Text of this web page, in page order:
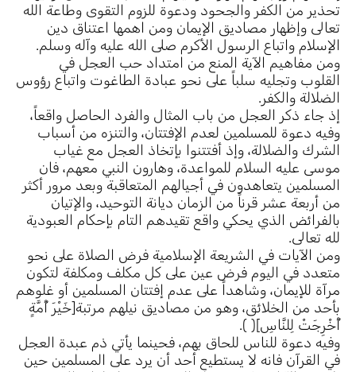
تحذير من الكفر والجحود ودعوة للزوم التقوى وطاعة الله
تعالى وإظهار مصاديق الإيمان ومن اهمها اعتناق دين
الإسلام واتباع الرسول الأكرم صلى الله عليه وآله وسلم.
ومن مفاهيم الآية المنع من امتداد حب العجل في
القلوب وتجليه سلباً على نحو عبادة الطاغوت واتباع رؤوس
الضلالة والكفر.
إذ جاء ذكر العجل من باب المثال والفرد الحاصل واقعاً،
وفيه دعوة للمسلمين لعدم الإفتتان، والتنزه من أسباب
الشرك والضلالة، وإذ أفتتنوا بإتخاذ العجل مع غياب
موسى عليه السلام للمواعدة، وهارون النبي معهم، فان
المسلمين يتعاهدون في أجيالهم المتعاقبة وبعد مرور أكثر
من أربعة عشر قرناً من الزمان ديانة التوحيد، والإتيان
بالفرائض الذي يحكي واقع تقيدهم التام بإحكام العبودية
لله تعالى.
ومن الآيات في الشريعة الإسلامية فرض الصلاة على نحو
متعدد في اليوم فرض عين على كل مكلف ومكلفة لتكون
مرآة للإيمان، وشاهداً على عدم إفتتان المسلمين أو غلوهم
بأحد من الخلائق، وهو من مصاديق نيلهم مرتبة[خَيْرَ أُمَّةٍ
أُخْرِجَتْ لِلنَّاسِ]( ).
وفيه دعوة للناس للحاق بهم، فحينما يأتي ذم عبدة العجل
في القرآن فانه لا يستطيع أحد أن يرد على المسلمين حين